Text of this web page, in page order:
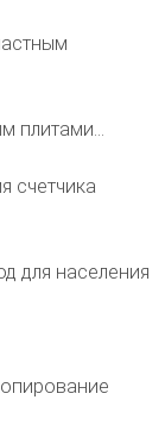
плитами...
счетчика
для населения